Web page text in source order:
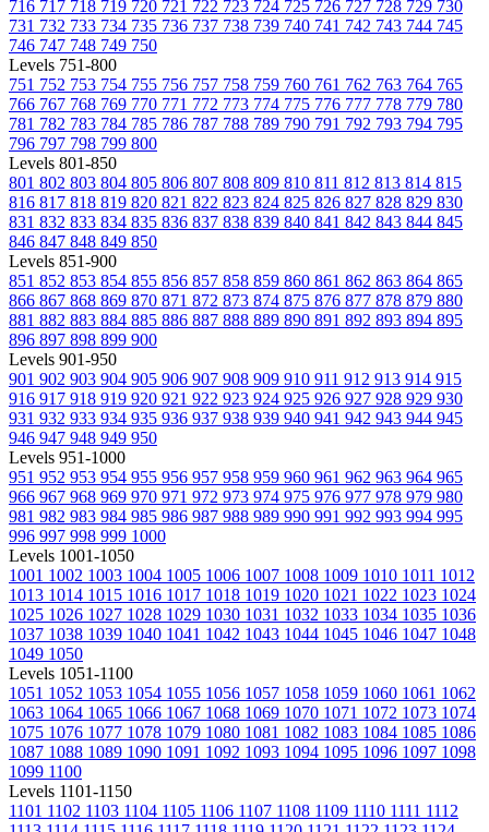
716 717 718 719 720 721 722 723 724 725 726 727 728 729 730
731 732 733 734 735 736 737 738 739 740 741 742 743 744 745
746 747 748 749 750
Levels 751-800
751 752 753 754 755 756 757 758 759 760 761 762 763 764 765
766 767 768 769 770 771 772 773 774 775 776 777 778 779 780
781 782 783 784 785 786 787 788 789 790 791 792 793 794 795
796 797 798 799 800
Levels 801-850
801 802 803 804 805 806 807 808 809 810 811 812 813 814 815
816 817 818 819 820 821 822 823 824 825 826 827 828 829 830
831 832 833 834 835 836 837 838 839 840 841 842 843 844 845
846 847 848 849 850
Levels 851-900
851 852 853 854 855 856 857 858 859 860 861 862 863 864 865
866 867 868 869 870 871 872 873 874 875 876 877 878 879 880
881 882 883 884 885 886 887 888 889 890 891 892 893 894 895
896 897 898 899 900
Levels 901-950
901 902 903 904 905 906 907 908 909 910 911 912 913 914 915
916 917 918 919 920 921 922 923 924 925 926 927 928 929 930
931 932 933 934 935 936 937 938 939 940 941 942 943 944 945
946 947 948 949 950
Levels 951-1000
951 952 953 954 955 956 957 958 959 960 961 962 963 964 965
966 967 968 969 970 971 972 973 974 975 976 977 978 979 980
981 982 983 984 985 986 987 988 989 990 991 992 993 994 995
996 997 998 999 1000
Levels 1001-1050
1001 1002 1003 1004 1005 1006 1007 1008 1009 1010 1011 1012
1013 1014 1015 1016 1017 1018 1019 1020 1021 1022 1023 1024
1025 1026 1027 1028 1029 1030 1031 1032 1033 1034 1035 1036
1037 1038 1039 1040 1041 1042 1043 1044 1045 1046 1047 1048
1049 1050
Levels 1051-1100
1051 1052 1053 1054 1055 1056 1057 1058 1059 1060 1061 1062
1063 1064 1065 1066 1067 1068 1069 1070 1071 1072 1073 1074
1075 1076 1077 1078 1079 1080 1081 1082 1083 1084 1085 1086
1087 1088 1089 1090 1091 1092 1093 1094 1095 1096 1097 1098
1099 1100
Levels 1101-1150
1101 1102 1103 1104 1105 1106 1107 1108 1109 1110 1111 1112